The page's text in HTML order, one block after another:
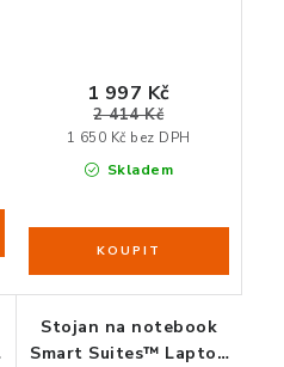
Skladem
1 650 Kč bez DPH
1 997 Kč
2 414 Kč
Stojan na notebook
Smart Suites™ Laptop